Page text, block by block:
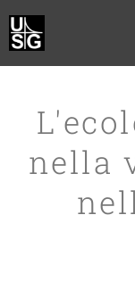
nella